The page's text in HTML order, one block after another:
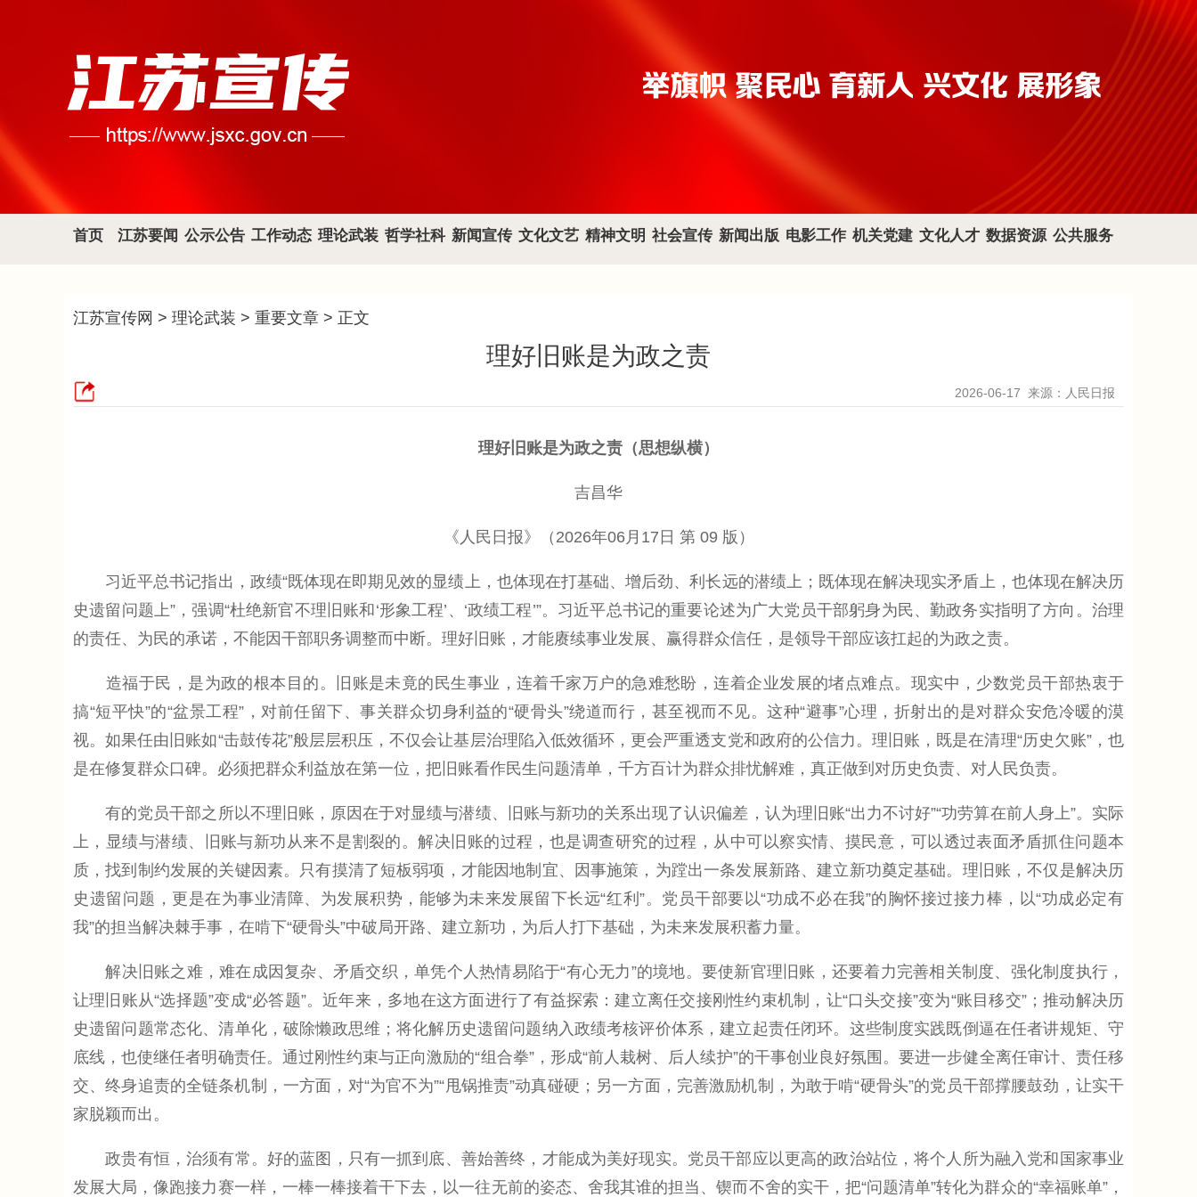
首页 江苏要闻 公示公告 工作动态 理论武装 哲学社科 新闻宣传 文化文艺 精神文明 社会宣传 新闻出版 电影工作 机关党建 文化人才 数据资源 公共服务
江苏宣传网 > 理论武装 > 重要文章 > 正文
理好旧账是为政之责
2026-06-17 来源：人民日报
理好旧账是为政之责（思想纵横）
吉昌华
《人民日报》（2026年06月17日 第 09 版）
习近平总书记指出，政绩“既体现在即期见效的显绩上，也体现在打基础、增后劲、利长远的潜绩上；既体现在解决现实矛盾上，也体现在解决历
史遗留问题上”，强调“杜绝新官不理旧账和‘形象工程’、‘政绩工程’”。习近平总书记的重要论述为广大党员干部躬身为民、勤政务实指明了方向。治理
的责任、为民的承诺，不能因干部职务调整而中断。理好旧账，才能赓续事业发展、赢得群众信任，是领导干部应该扛起的为政之责。
造福于民，是为政的根本目的。旧账是未竟的民生事业，连着千家万户的急难愁盼，连着企业发展的堵点难点。现实中，少数党员干部热衷于
搞“短平快”的“盆景工程”，对前任留下、事关群众切身利益的“硬骨头”绕道而行，甚至视而不见。这种“避事”心理，折射出的是对群众安危冷暖的漠
视。如果任由旧账如“击鼓传花”般层层积压，不仅会让基层治理陷入低效循环，更会严重透支党和政府的公信力。理旧账，既是在清理“历史欠账”，也
是在修复群众口碑。必须把群众利益放在第一位，把旧账看作民生问题清单，千方百计为群众排忧解难，真正做到对历史负责、对人民负责。
有的党员干部之所以不理旧账，原因在于对显绩与潜绩、旧账与新功的关系出现了认识偏差，认为理旧账“出力不讨好”“功劳算在前人身上”。实际
上，显绩与潜绩、旧账与新功从来不是割裂的。解决旧账的过程，也是调查研究的过程，从中可以察实情、摸民意，可以透过表面矛盾抓住问题本
质，找到制约发展的关键因素。只有摸清了短板弱项，才能因地制宜、因事施策，为蹚出一条发展新路、建立新功奠定基础。理旧账，不仅是解决历
史遗留问题，更是在为事业清障、为发展积势，能够为未来发展留下长远“红利”。党员干部要以“功成不必在我”的胸怀接过接力棒，以“功成必定有
我”的担当解决棘手事，在啃下“硬骨头”中破局开路、建立新功，为后人打下基础，为未来发展积蓄力量。
解决旧账之难，难在成因复杂、矛盾交织，单凭个人热情易陷于“有心无力”的境地。要使新官理旧账，还要着力完善相关制度、强化制度执行，
让理旧账从“选择题”变成“必答题”。近年来，多地在这方面进行了有益探索：建立离任交接刚性约束机制，让“口头交接”变为“账目移交”；推动解决历
史遗留问题常态化、清单化，破除懒政思维；将化解历史遗留问题纳入政绩考核评价体系，建立起责任闭环。这些制度实践既倒逼在任者讲规矩、守
底线，也使继任者明确责任。通过刚性约束与正向激励的“组合拳”，形成“前人栽树、后人续护”的干事创业良好氛围。要进一步健全离任审计、责任移
交、终身追责的全链条机制，一方面，对“为官不为”“甩锅推责”动真碰硬；另一方面，完善激励机制，为敢于啃“硬骨头”的党员干部撑腰鼓劲，让实干
家脱颖而出。
政贵有恒，治须有常。好的蓝图，只有一抓到底、善始善终，才能成为美好现实。党员干部应以更高的政治站位，将个人所为融入党和国家事业
发展大局，像跑接力赛一样，一棒一棒接着干下去，以一往无前的姿态、舍我其谁的担当、锲而不舍的实干，把“问题清单”转化为群众的“幸福账单”，